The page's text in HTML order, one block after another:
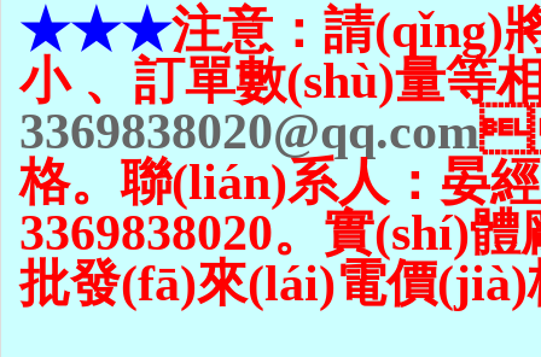
綿膠球
球
★★★注意：請(qǐng)
小 、訂單數(shù)量等
3369838020@qq.com
格。聯(lián)系人：晏
3369838020。實(shí)
批發(fā)來(lái)電價(jià)格